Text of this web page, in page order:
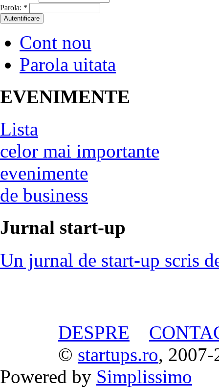
Parola: *
Cont nou
Parola uitata
EVENIMENTE
Lista
celor mai importante
evenimente
de business
Jurnal start-up
Un jurnal de start-up scris
DESPRE
© startups.ro, 2007-
Powered by Simplissimo